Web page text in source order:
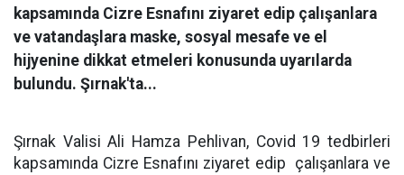
kapsamında Cizre Esnafını ziyaret edip çalışanlara
ve vatandaşlara maske, sosyal mesafe ve el
hijyenine dikkat etmeleri konusunda uyarılarda
bulundu. Şırnak'ta...
Şırnak Valisi Ali Hamza Pehlivan, Covid 19 tedbirleri
kapsamında Cizre Esnafını ziyaret edip çalışanlara ve